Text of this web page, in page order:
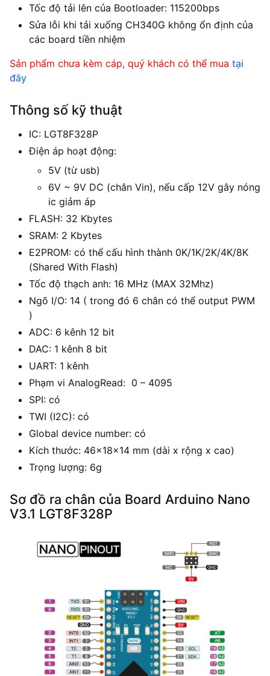
Tốc độ tải lên của Bootloader: 115200bps
Sửa lỗi khi tải xuống CH340G không ổn định của
các board tiền nhiệm
Sản phẩm chưa kèm cáp, quý khách có thể mua tại
đây
Thông số kỹ thuật
IC: LGT8F328P
Điện áp hoạt động:
5V (từ usb)
6V ~ 9V DC (chân Vin), nếu cấp 12V gây nóng
ic giảm áp
FLASH: 32 Kbytes
SRAM: 2 Kbytes
E2PROM: có thể cấu hình thành 0K/1K/2K/4K/8K
(Shared With Flash)
Tốc độ thạch anh: 16 MHz (MAX 32Mhz)
Ngõ I/O: 14 ( trong đó 6 chân có thể output PWM
)
ADC: 6 kênh 12 bit
DAC: 1 kênh 8 bit
UART: 1 kênh
Phạm vi AnalogRead: 0 – 4095
SPI: có
TWI (I2C): có
Global device number: có
Kích thước: 46x18x14 mm (dài x rộng x cao)
Trọng lượng: 6g
Sơ đồ ra chân của Board Arduino Nano
V3.1 LGT8F328P